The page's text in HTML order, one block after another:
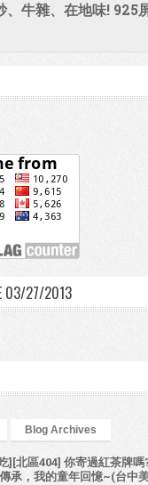
、牛雜、在地味! 925
03/27/2013
Blog Archives
][北區404] 你寄過紅茶牌
承，我的童年回憶~(台中